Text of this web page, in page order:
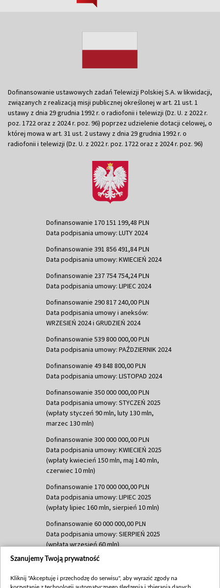
Dofinansowanie ustawowych zadań Telewizji Polskiej S.A. w likwidacji,
związanych z realizacją misji publicznej określonej w art. 21 ust. 1
ustawy z dnia 29 grudnia 1992 r. o radiofonii i telewizji (Dz. U. z 2022 r.
poz. 1722 oraz z 2024 r. poz. 96) poprzez udzielenie dotacji celowej, o
której mowa w art. 31 ust. 2 ustawy z dnia 29 grudnia 1992 r. o
radiofonii i telewizji (Dz. U. z 2022 r. poz. 1722 oraz z 2024 r. poz. 96)
Dofinansowanie 170 151 199,48 PLN
Data podpisania umowy: LUTY 2024
Dofinansowanie 391 856 491,84 PLN
Data podpisania umowy: KWIECIEŃ 2024
Dofinansowanie 237 754 754,24 PLN
Data podpisania umowy: LIPIEC 2024
Dofinansowanie 290 817 240,00 PLN
Data podpisania umowy i aneksów:
WRZESIEŃ 2024 i GRUDZIEŃ 2024
Dofinansowanie 539 800 000,00 PLN
Data podpisania umowy: PAŹDZIERNIK 2024
Dofinansowanie 49 848 800,00 PLN
Data podpisania umowy: LISTOPAD 2024
Dofinansowanie 350 000 000,00 PLN
Data podpisania umowy: STYCZEŃ 2025
(wpłaty styczeń 90 mln, luty 130 mln,
marzec 130 mln)
Dofinansowanie 300 000 000,00 PLN
Data podpisania umowy: KWIECIEŃ 2025
(wpłaty kwiecień 150 mln, maj 140 mln,
czerwiec 10 mln)
Dofinansowanie 170 000 000,00 PLN
Data podpisania umowy: LIPIEC 2025
(wpłaty lipiec 160 mln, sierpień 10 mln)
Dofinansowanie 60 000 000,00 PLN
Data podpisania umowy: SIERPIEŃ 2025
(wpłata wrzesień 60 mln)
Dofinansowanie 635 783 051,21 PLN
(wpłata wrzesień 100 mln, październik 350
Szanujemy Twoją prywatność
Kliknij "Akceptuję i przechodzę do serwisu", aby wyrazić zgody na